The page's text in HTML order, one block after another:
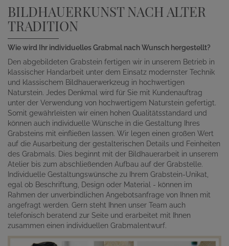
BILDHAUERKUNST NACH ALTER
TRADITION
Wie wird Ihr individuelles Grabmal nach Wunsch hergestellt?
Den abgebildeten Grabstein fertigen wir in unserem Betrieb in
klassischer Handarbeit unter dem Einsatz modernster Technik
und klassischem Bildhauerwerkzeug in hochwertigen
Naturstein. Jedes Denkmal wird für Sie mit Kundenauftrag
unter der Verwendung von hochwertigem Naturstein gefertigt.
Somit gewährleisten wir einen hohen Qualitätsstandard und
können auch individuelle Wünsche in die Gestaltung Ihres
Grabsteins mit einfließen lassen. Wir legen einen großen Wert
auf die Ausarbeitung der gestalterischen Details und Feinheiten
des Grabmals. Dies beginnt mit der Bildhauerarbeit in unserem
Atelier bis zum abschließenden Aufbau auf der Grabstelle.
Individuelle Gestaltungswünsche zu Ihrem Grabstein-Unikat,
egal ob Beschriftung, Design oder Material - können im
Rahmen der unverbindlichen Angebotsanfrage von Ihnen mit
angefragt werden. Gern steht Ihnen unser Team auch
telefonisch beratend zur Seite und erarbeitet mit Ihnen
zusammen einen individuellen Grabmalentwurf.